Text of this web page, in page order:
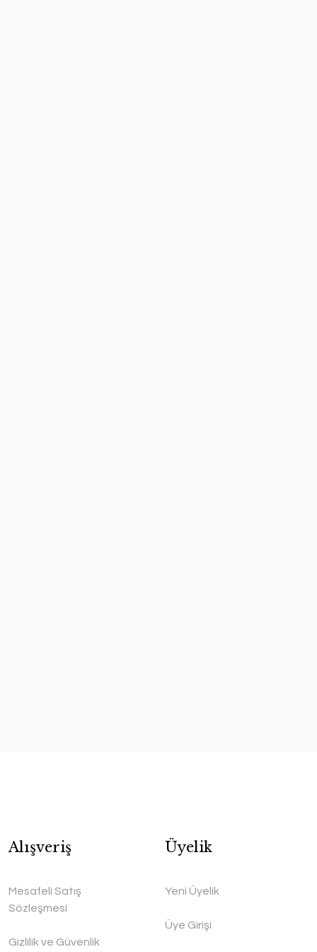
Alışveriş
Mesafeli Satış
Sözleşmesi
Gizlilik ve Güvenlik
Üyelik
Yeni Üyelik
Üye Girişi